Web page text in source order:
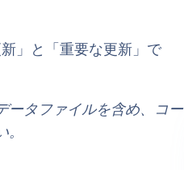
」と「重要な更新」で
ータファイルを含め、コー